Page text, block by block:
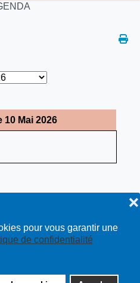
pour vous garantir une
de confidentialité
❌
10 Mai 2026
- tous droits réservés | site :